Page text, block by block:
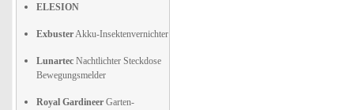
ELESION
ExbusterAkku-Insektenvernichter
Lunartec Nachtlichter Steckdose
Bewegungsmelder
Royal Gardineer Garten-